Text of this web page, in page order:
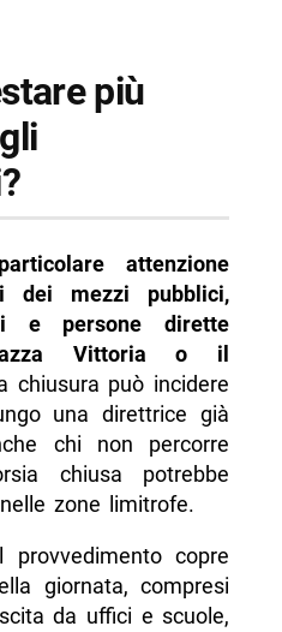
più
attenzione
dei mezzi pubblici,
e persone dirette
Vittoria o il
chiusura può incidere
una direttrice già
chi non percorre
chiusa potrebbe
zone limitrofe.
copre
giornata, compresi
da uffici e scuole,